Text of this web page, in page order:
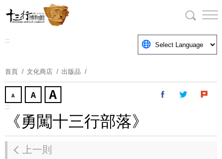
要
塊
:::
首頁 文化商店 出版品
:::
《勇闖十三行部落》
上一則